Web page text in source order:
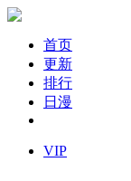
首页
更新
排行
日漫
VIP